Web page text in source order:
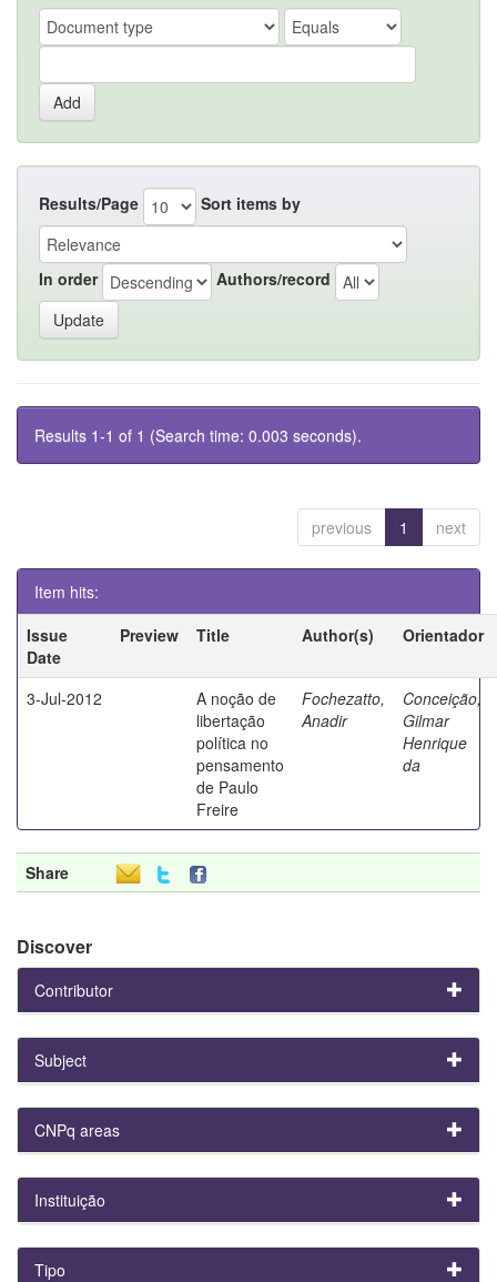
Results/Page Sort items by
In order Authors/record
Results 1-1 of 1 (Search time: 0.003 seconds).
previous 1 next
Item hits:
Issue
Date
Preview Title Author(s) Orientador
3-Jul-2012
A noção de
libertação
política no
pensamento
de Paulo
Freire
Fochezatto,
Anadir
Conceição,
Gilmar
Henrique
da
Share
Discover
Contributor
Subject
CNPq areas
Instituição
Tipo